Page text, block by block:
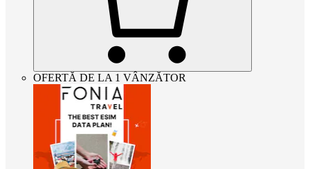
OFERTĂ DE LA 1 VÂNZĂTOR